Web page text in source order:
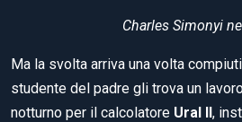
Charles Simonyi
Ma la svolta arriva una volta
studente del padre gli trova un
notturno per il calcolatore Ural II,